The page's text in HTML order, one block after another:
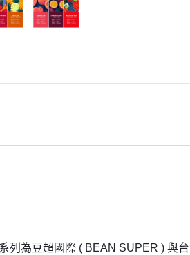
列為豆超國際 ( BEAN SUPER ) 與